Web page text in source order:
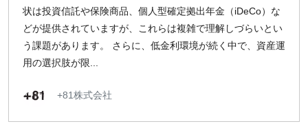
状は投資信託や保険商品、個人型確定拠出年金（iDeCo）な
どが提供されていますが、これらは複雑で理解しづらいとい
う課題があります。 さらに、低金利環境が続く中で、資産運
用の選択肢が限...
+81株式会社